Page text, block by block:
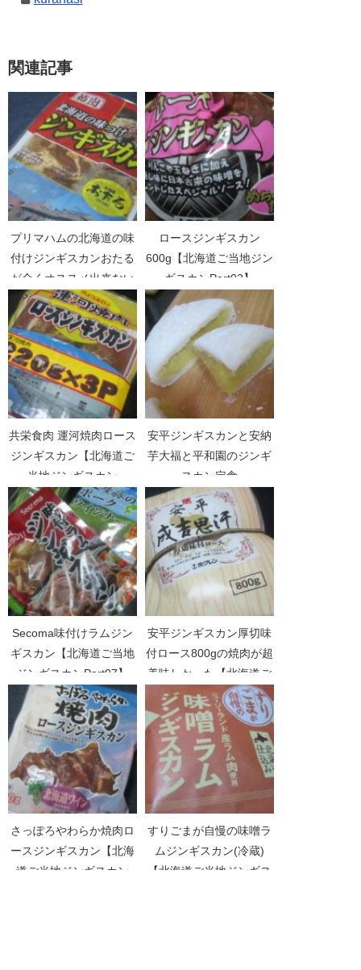
関連記事
プリマハムの北海道の味
付けジンギスカンおたる
が全くオススメ出来ない
【北海道ご当地ジンギス
カンPart11】
ロースジンギスカン
600g【北海道ご当地ジン
ギスカンPart02】
共栄食肉 運河焼肉ロース
ジンギスカン【北海道ご
当地ジンギスカン
Part03】
安平ジンギスカンと安納
芋大福と平和園のジンギ
スカン定食
Secoma味付けラムジン
ギスカン【北海道ご当地
ジンギスカンPart07】
安平ジンギスカン厚切味
付ロース800gの焼肉が超
美味しかった【北海道ご
当地ジンギスカン
Part01】
さっぽろやわらか焼肉ロ
ースジンギスカン【北海
道ご当地ジンギスカン
すりごまが自慢の味噌ラ
ムジンギスカン(冷蔵)
【北海道ご当地ジンギス